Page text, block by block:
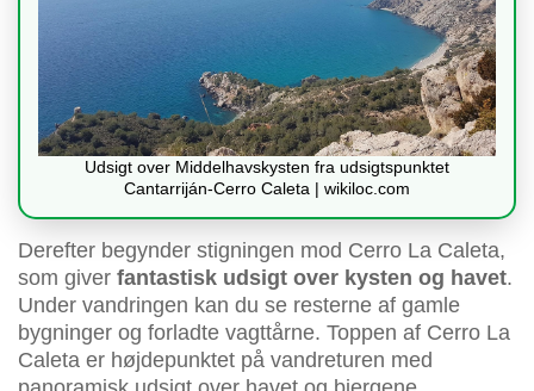
Udsigt over Middelhavskysten fra udsigtspunktet
Cantarriján-Cerro Caleta | wikiloc.com
Derefter begynder stigningen mod Cerro La Caleta,
som giver fantastisk udsigt over kysten og havet.
Under vandringen kan du se resterne af gamle
bygninger og forladte vagttårne. Toppen af Cerro La
Caleta er højdepunktet på vandreturen med